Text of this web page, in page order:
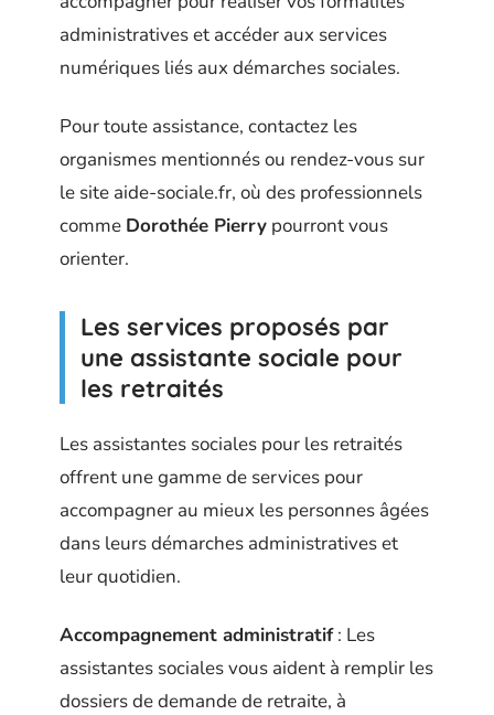
administratives et accéder aux services
numériques liés aux démarches sociales.
Pour toute assistance, contactez les
organismes mentionnés ou rendez-vous sur
le site aide-sociale.fr, où des professionnels
comme Dorothée Pierry pourront vous
orienter.
Les services proposés par
une assistante sociale pour
les retraités
Les assistantes sociales pour les retraités
offrent une gamme de services pour
accompagner au mieux les personnes âgées
dans leurs démarches administratives et
leur quotidien.
Accompagnement administratif: Les
assistantes sociales vous aident à remplir les
dossiers de demande de retraite, à